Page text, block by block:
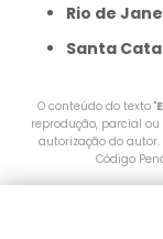
Rio de
Santa
O conteúdo do texto "
reprodução, parcial
autorização do
Código